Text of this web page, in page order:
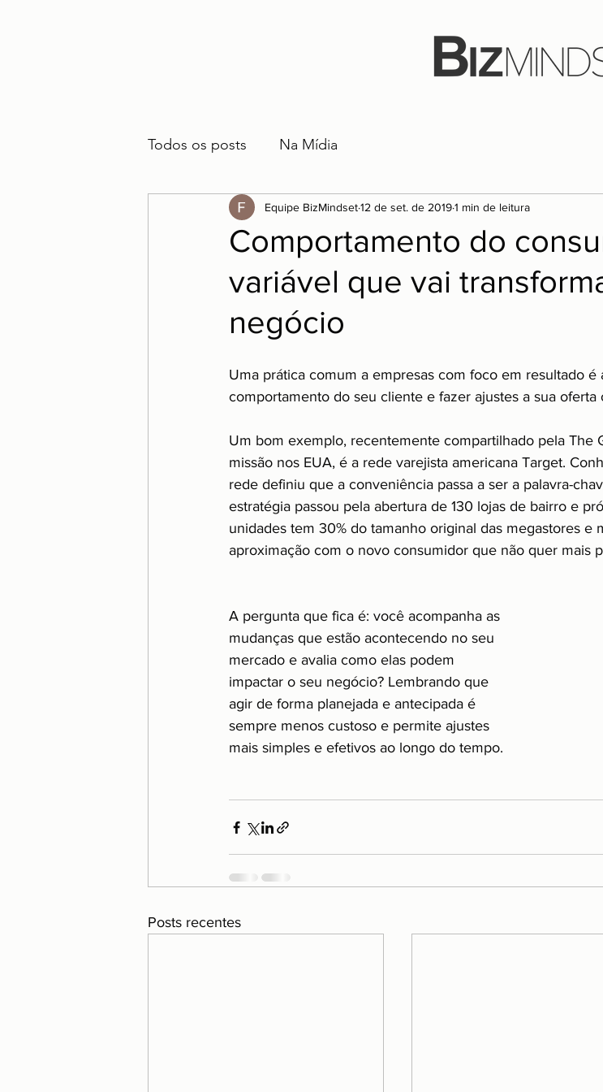
Todos os posts Na Mídia
Comportamento do
variável que vai
negócio
Equipe BizMindset12 de set. de 20191 min de leitura
Uma prática comum a empresas com foco em resultado é
comportamento do seu cliente e fazer ajustes a sua
Um bom exemplo, recentemente compartilhado pela The
missão nos EUA, é a rede varejista americana Target.
rede definiu que a conveniência passa a ser a palavra-
estratégia passou pela abertura de 130 lojas de bairro e
unidades tem 30% do tamanho original das megastores e
aproximação com o novo consumidor que não quer mais
A pergunta que fica é: você acompanha as
mudanças que estão acontecendo no seu
mercado e avalia como elas podem
impactar o seu negócio? Lembrando que
agir de forma planejada e antecipada é
sempre menos custoso e permite ajustes
mais simples e efetivos ao longo do tempo.
Posts recentes